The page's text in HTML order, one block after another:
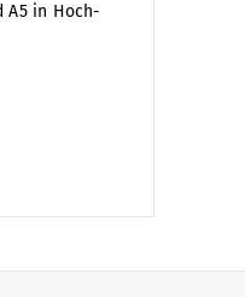
A5 in Hoch-